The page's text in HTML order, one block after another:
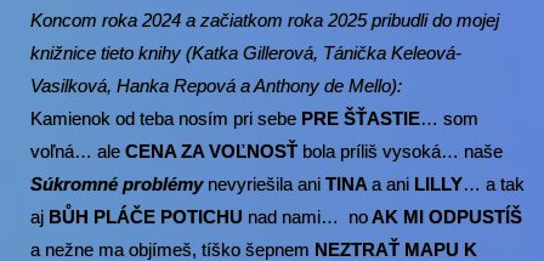
Koncom roka 2024 a začiatkom roka 2025 pribudli do mojej
knižnice tieto knihy (Katka Gillerová, Tánička Keleová-
Vasilková, Hanka Repová a Anthony de Mello):
Kamienok od teba nosím pri sebe PRE ŠŤASTIE… som
voľná… ale CENA ZA VOĽNOSŤ bola príliš vysoká… naše
Súkromné problémynevyriešila ani TINA a ani LILLY… a tak
aj BŮH PLÁČE POTICHU nad nami… noAK MI ODPUSTÍŠ
a nežne ma objímeš, tíško šepnem NEZTRAŤ MAPU K